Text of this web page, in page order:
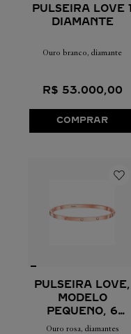
PULSEIRA LOVE 1
DIAMANTE
Ouro branco, diamante
R$ 53.000,00
COMPRAR
PULSEIRA LOVE,
MODELO
PEQUENO, 6
DIAMANTES
Ouro rosa, diamantes